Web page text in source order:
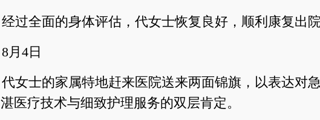
经过全面的身体评估，代女士恢复良好，顺利康复出院
8月4日
代女士的家属特地赶来医院送来两面锦旗，以表达对
湛医疗技术与细致护理服务的双层肯定。